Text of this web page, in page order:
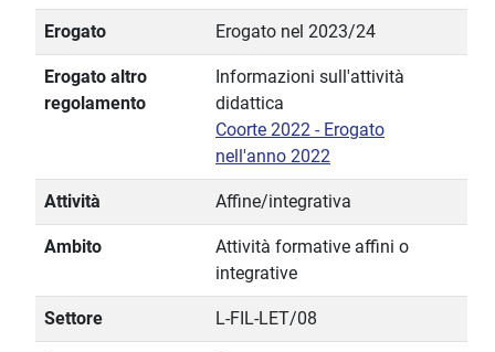
Erogato Erogato nel 2023/24
Erogato altro
regolamento
Informazioni sull'attività
didattica
Coorte 2022 - Erogato
nell'anno 2022
Attività Affine/integrativa
Ambito
Attività formative affini o
integrative
Settore L-FIL-LET/08